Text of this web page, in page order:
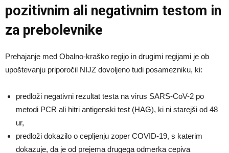
pozitivnim ali negativnim testom in
za prebolevnike
Prehajanje med Obalno-kraško regijo in drugimi regijami je ob
upoštevanju priporočil NIJZ dovoljeno tudi posamezniku, ki:
predloži negativni rezultat testa na virus SARS-CoV-2 po
metodi PCR ali hitri antigenski test (HAG), ki ni starejši od 48
ur,
predloži dokazilo o cepljenju zoper COVID-19, s katerim
dokazuje, da je od prejema drugega odmerka cepiva